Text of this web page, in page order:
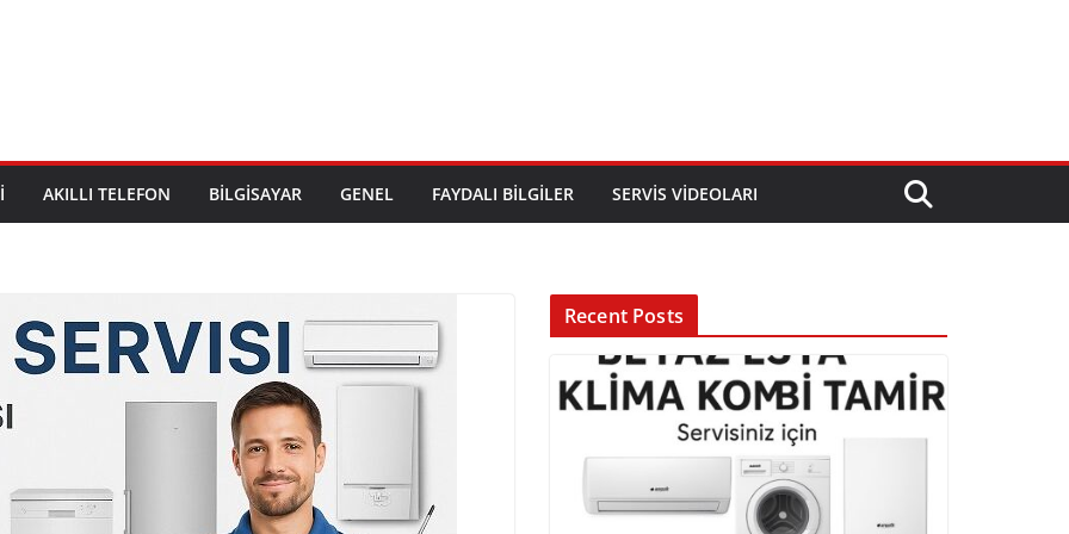
AKILLI TELEFON BILGISAYAR GENEL FAYDALI BILGILER SERVIS VIDEOLARI
Recent Posts